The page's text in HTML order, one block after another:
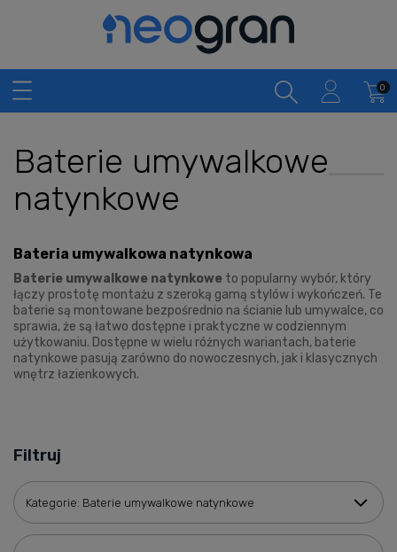
Baterie umywalkowe
natynkowe
Bateria umywalkowa natynkowa
Baterie umywalkowe natynkowe to popularny wybór, który
łączy prostotę montażu z szeroką gamą stylów i wykończeń. Te
baterie są montowane bezpośrednio na ścianie lub umywalce, co
sprawia, że są łatwo dostępne i praktyczne w codziennym
użytkowaniu. Dostępne w wielu różnych wariantach, baterie
natynkowe pasują zarówno do nowoczesnych, jak i klasycznych
wnętrz łazienkowych.
Filtruj
Kategorie: Baterie umywalkowe natynkowe